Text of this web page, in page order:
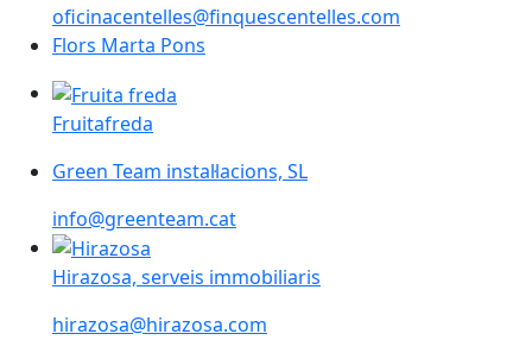
oficinacentelles@finquescentelles.com
Flors Marta Pons
Fruitafreda
Fruitafreda
Green Team instal·lacions, SL
info@greenteam.cat
Hirazosa, serveis immobiliaris
Hirazosa, serveis immobiliaris
hirazosa@hirazosa.com